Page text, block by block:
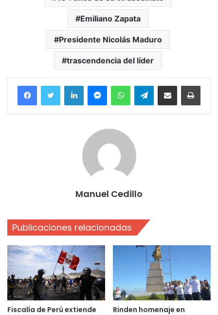
Emiliano Zapata
Presidente Nicolás Maduro
trascendencia del líder
FacebookTwitter LinkedInMessengerWhatsAppTelegramCompartir por correo electrónico
Manuel Cedillo
Publicaciones relacionadas
Fiscalía de Perú extiende
Rinden homenaje en